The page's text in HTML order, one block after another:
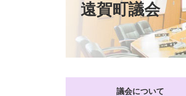
遠賀町議会
議会について